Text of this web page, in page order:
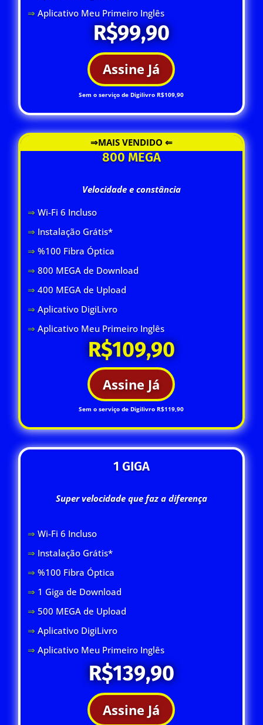
⇒Aplicativo Meu Primeiro Inglês
R$99,90
Assine Já
Sem o serviço de Digilivro R$109,90
⇒MAIS VENDIDO ⇐
800 MEGA
Velocidade e constância
⇒ Wi-Fi 6 Incluso
⇒ Instalação Grátis*
⇒ %100 Fibra Óptica
⇒ 800 MEGA de Download
⇒400 MEGA de Upload
⇒Aplicativo DigiLivro
⇒Aplicativo Meu Primeiro Inglês
R$109,90
Assine Já
Sem o serviço de Digilivro R$119,90
1 GIGA
Super velocidade que faz a diferença
⇒ Wi-Fi 6 Incluso
⇒ Instalação Grátis*
⇒ %100 Fibra Óptica
⇒ 1 Giga de Download
⇒ 500 MEGA de Upload
⇒Aplicativo DigiLivro
⇒Aplicativo Meu Primeiro Inglês
R$139,90
Assine Já